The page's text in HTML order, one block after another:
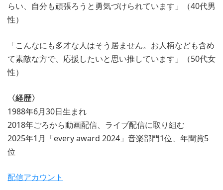
らい、自分も頑張ろうと勇気づけられています」（40代男
性）
「こんなにも多才な人はそう居ません。お人柄なども含め
て素敵な方で、応援したいと思い推しています」（50代女
性）
〈経歴〉
1988年6月30日生まれ
2018年ごろから動画配信、ライブ配信に取り組む
2025年1月「every award 2024」音楽部門1位、年間賞5
位
配信アカウント